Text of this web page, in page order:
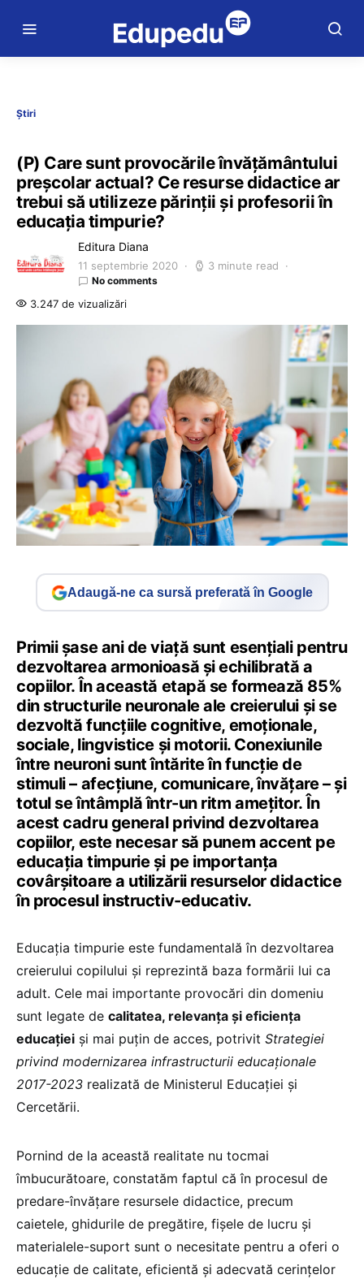
Știri
(P) Care sunt provocările învățământului
preșcolar actual? Ce resurse didactice ar
trebui să utilizeze părinții și profesorii în
educația timpurie?
Editura Diana
11 septembrie 2020 3 minute read
No comments
3.247 de vizualizări
Adaugă-ne ca sursă preferată în Google
Primii șase ani de viață sunt esențiali pentru
dezvoltarea armonioasă și echilibrată a
copiilor. În această etapă se formează 85%
din structurile neuronale ale creierului și se
dezvoltă funcțiile cognitive, emoționale,
sociale, lingvistice și motorii. Conexiunile
între neuroni sunt întărite în funcție de
stimuli – afecțiune, comunicare, învățare – și
totul se întâmplă într-un ritm amețitor. În
acest cadru general privind dezvoltarea
copiilor, este necesar să punem accent pe
educaţia timpurie și pe importanța
covârșitoare a utilizării resurselor didactice
în procesul instructiv-educativ.
Educația timpurie este fundamentală în dezvoltarea
creierului copilului și reprezintă baza formării lui ca
adult. Cele mai importante provocări din domeniu
sunt legate de calitatea, relevanța și eficiența
educației și mai puțin de acces, potrivit Strategiei
privind modernizarea infrastructurii educaţionale
2017-2023 realizată de Ministerul Educației și
Cercetării.
Pornind de la această realitate nu tocmai
îmbucurătoare, constatăm faptul că în procesul de
predare-învățare resursele didactice, precum
caietele, ghidurile de pregătire, fișele de lucru și
materialele-suport sunt o necesitate pentru a oferi o
educație de calitate, eficientă și adecvată cerințelor